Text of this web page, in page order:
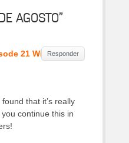
AGOSTO”
21 Winter
that it’s really
continue this in
Responder